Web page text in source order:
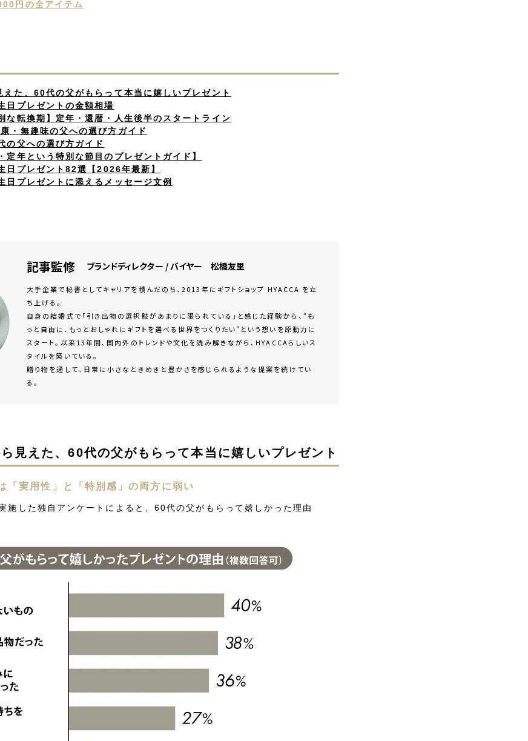
円の全アイテム
た、60代の父がもらって本当に嬉しいプレゼント
プレゼントの金額相場
転換期】定年・還暦・人生後半のスタートライン
・無趣味の父への選び方ガイド
父への選び方ガイド
年という特別な節目のプレゼントガイド】
プレゼント82選【2026年最新】
プレゼントに添えるメッセージ文例
記事監修 ブランドディレクター / バイヤー 松橋友里
大手企業で秘書としてキャリアを積んだのち、2013年にギフトショップ HYACCA を立
ち上げる。
自身の結婚式で「引き出物の選択肢があまりに限られている」と感じた経験から、“も
っと自由に、もっとおしゃれにギフトを選べる世界をつくりたい”という想いを原動力に
スタート。以来13年間、国内外のトレンドや文化を読み解きながら、HYACCAらしいス
タイルを築いている。
贈り物を通して、日常に小さなときめきと豊かさを感じられるような提案を続けてい
る。
見えた、60代の父がもらって本当に嬉しいプレゼント
「実用性」と「特別感」の両方に弱い
施した独自アンケートによると、60代の父がもらって嬉しかった理由